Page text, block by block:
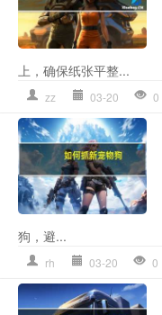
上，确保纸张平整...
zz 03-20 0
狗，避...
rh 03-20 0